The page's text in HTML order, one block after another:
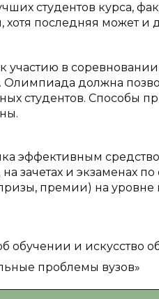
студентов курса,
хотя последняя может
участию в
должна
студентов. Способы
эффективным
зачетах и экзаменах
премии) на уровне
обучении и искусство
проблемы вузов»